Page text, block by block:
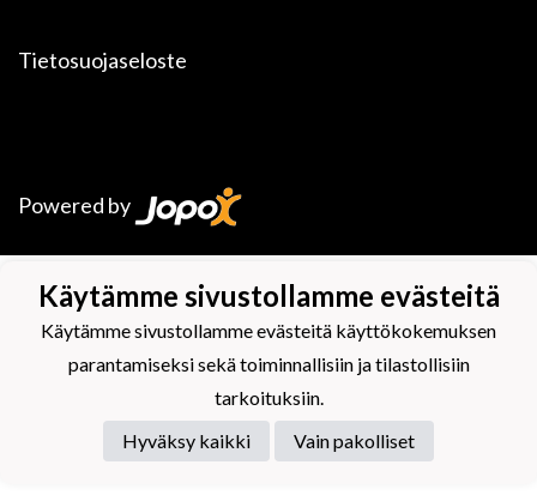
Tietosuojaseloste
Powered by
Käytämme sivustollamme evästeitä
Käytämme sivustollamme evästeitä käyttökokemuksen
parantamiseksi sekä toiminnallisiin ja tilastollisiin
tarkoituksiin.
Hyväksy kaikki
Vain pakolliset